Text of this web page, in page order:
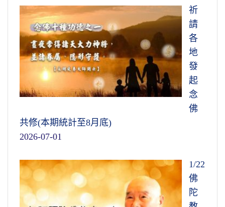
祈
請
各
地
發
起
念
佛
共修(本期統計至8月底)
2026-07-01
1/22
佛
陀